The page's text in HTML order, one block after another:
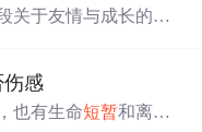
关于友情与成长的故
伤感
也有生命短暂和离别